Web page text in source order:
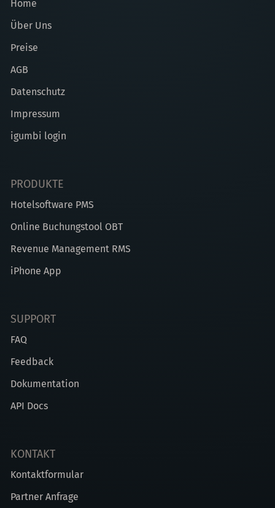
Home
Über Uns
Preise
AGB
Datenschutz
Impressum
igumbi login
PRODUKTE
Hotelsoftware PMS
Online Buchungstool OBT
Revenue Management RMS
iPhone App
SUPPORT
FAQ
Feedback
Dokumentation
API Docs
KONTAKT
Kontaktformular
Partner Anfrage